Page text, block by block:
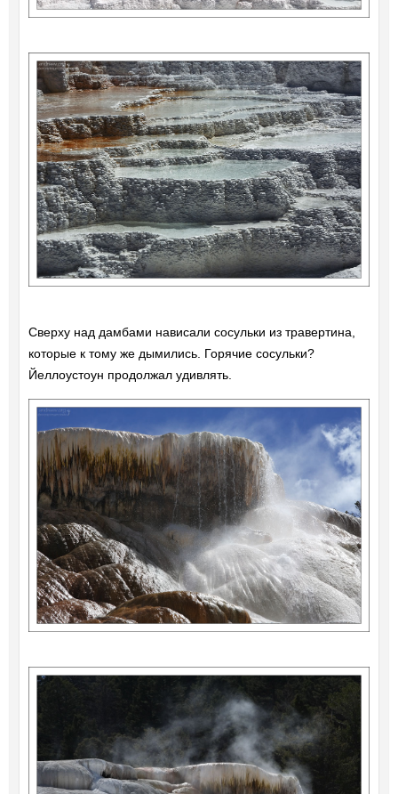
Сверху над дамбами нависали сосульки из травертина,
которые к тому же дымились. Горячие сосульки?
Йеллоустоун продолжал удивлять.